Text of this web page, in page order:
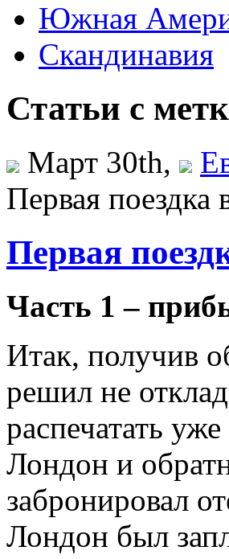
Южная
Скандинавия
Статьи с
Март 30th,
Первая
Первая
Часть 1 –
Итак, получив
решил не
распечатать
Лондон и
забронировал
Лондон был